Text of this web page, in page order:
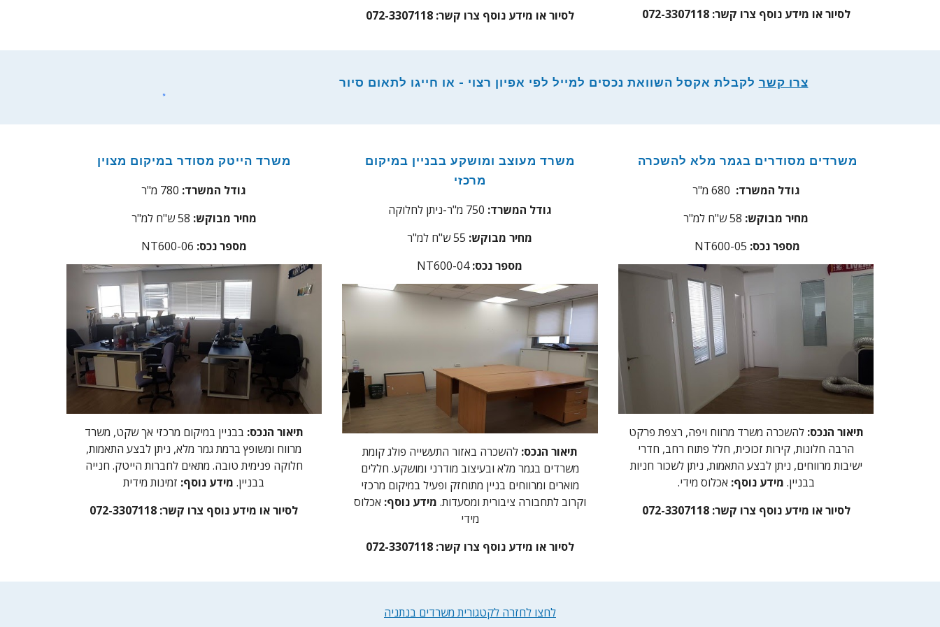
לסיור או מידע נוסף צרו קשר: 072-3307118
לסיור או מידע נוסף צרו קשר: 072-3307118
צרו קשר לקבלת אקסל השוואת נכסים למייל לפי אפיון רצוי - או חייגו לתאום סיור
משרד הייטק מסודר במיקום מצוין
גודל המשרד:
מחיר מבוקש: 58 ש"ח למ"ר
מספר נכס:
NT600-06
תיאור הנכס: בבניין במיקום מרכזי אך שקט, משרד
מרווח ומשופץ ברמת גמר מלא, ניתן לבצע התאמות,
חלוקה פנימית טובה. מתאים לחברות הייטק. חנייה
בבניין. מידע נוסף: זמינות מידית
לסיור או מידע נוסף צרו קשר: 072-3307118
משרד מעוצב ומושקע בבניין במיקום
מרכזי
גודל המשרד:
מחיר מבוקש: 55ש"ח למ"ר
מספר נכס:
NT600-04
תיאור הנכס:להשכרה באזור התעשייה פולג קומת
משרדים בגמר מלא ובעיצוב מודרני ומושקע. חללים
מוארים ומרווחים בניין מתוחזק ופעיל במיקום מרכזי
וקרוב לתחבורה ציבורית ומסעדות. מידע נוסף: אכלוס
מידי
לסיור או מידע נוסף צרו קשר: 072-3307118
משרדים מסודרים בגמר מלא להשכרה
גודל המשרד:
מחיר מבוקש: 58ש"ח למ"ר
מספר נכס:
NT600-05
תיאור הנכס:להשכרה משרד מרווח ויפה, רצפת פרקט
הרבה חלונות, קירות זכוכית, חלל פתוח רחב, חדרי
ישיבות מרווחים, ניתן לבצע התאמות, ניתן לשכור חניות
בבניין. מידע נוסף: אכלוס מידי.
לסיור או מידע נוסף צרו קשר: 072-3307118
לחצו לחזרה לקטגורית משרדים בנתניה